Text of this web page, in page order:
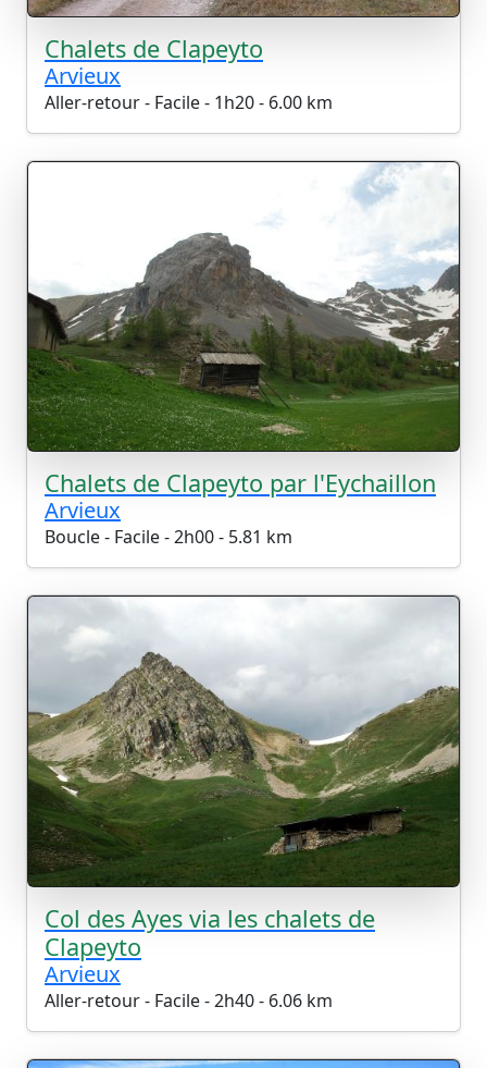
Chalets de Clapeyto
Arvieux
Aller-retour - Facile - 1h20 - 6.00 km
Chalets de Clapeyto par l'Eychaillon
Arvieux
Boucle - Facile - 2h00 - 5.81 km
Col des Ayes via les chalets de
Clapeyto
Arvieux
Aller-retour - Facile - 2h40 - 6.06 km